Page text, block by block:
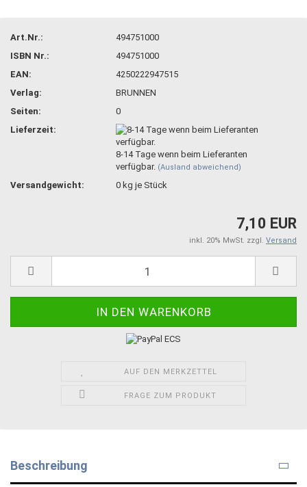
Art.Nr.:
494751000
ISBN Nr.:
494751000
EAN:
4250222947515
Verlag:
BRUNNEN
Seiten:
0
Lieferzeit:
8-14 Tage wenn beim Lieferanten
verfügbar. (Ausland abweichend)
Versandgewicht: 0 kg je Stück
7,10 EUR
inkl. 20% MwSt. zzgl. Versand
AUF DEN MERKZETTEL
FRAGE ZUM PRODUKT
Beschreibung